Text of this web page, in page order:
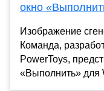
окно
Изображение
Команда,
PowerToys,
«Выполнить» для